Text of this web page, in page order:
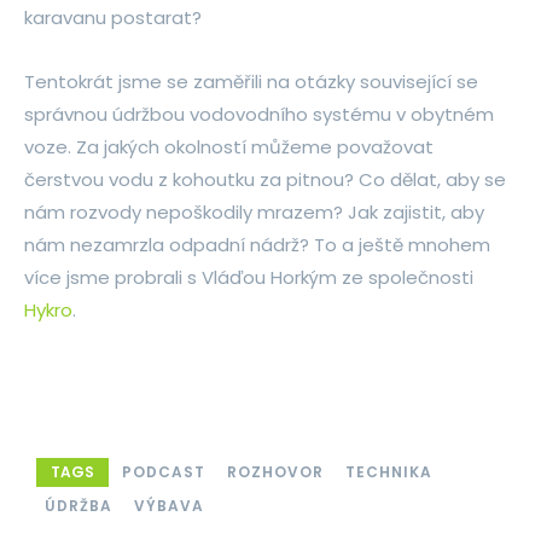
karavanu postarat?
Tentokrát jsme se zaměřili na otázky související se
správnou údržbou vodovodního systému v obytném
voze. Za jakých okolností můžeme považovat
čerstvou vodu z kohoutku za pitnou? Co dělat, aby se
nám rozvody nepoškodily mrazem? Jak zajistit, aby
nám nezamrzla odpadní nádrž? To a ještě mnohem
více jsme probrali s Vláďou Horkým ze společnosti
Hykro.
TAGS PODCAST ROZHOVOR
TECHNIKA
ÚDRŽBA
VÝBAVA